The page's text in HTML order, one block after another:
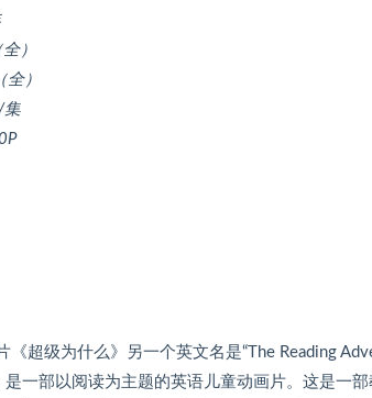
）
）
集
《超级为什么》另一个英文名是“The Reading
是一部以阅读为主题的英语儿童动画片。这是一